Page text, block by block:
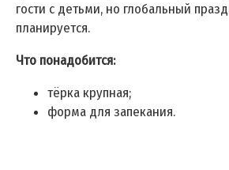
гости с детьми, но глобальный
планируется.
Что понадобится:
тёрка крупная;
форма для запекания.